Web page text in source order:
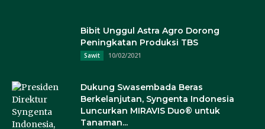
Bibit Unggul Astra Agro Dorong
Peningkatan Produksi TBS
Sawit 10/02/2021
Dukung Swasembada Beras
Berkelanjutan, Syngenta Indonesia
Luncurkan MIRAVIS Duo® untuk
Tanaman...